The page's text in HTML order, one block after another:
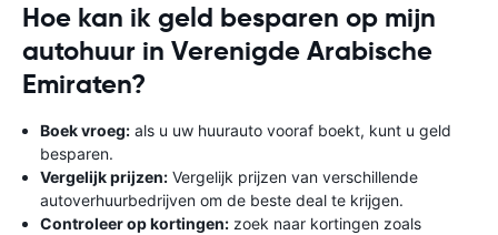
Hoe kan ik geld besparen op mijn
autohuur in Verenigde Arabische
Emiraten?
Boek vroeg: als u uw huurauto vooraf boekt, kunt u geld
besparen.
Vergelijk prijzen: Vergelijk prijzen van verschillende
autoverhuurbedrijven om de beste deal te krijgen.
Controleer op kortingen: zoek naar kortingen zoals